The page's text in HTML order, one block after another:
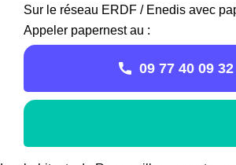
Sur le réseau ERDF / Enedis avec
Appeler papernest au :
09 77 40 09 32